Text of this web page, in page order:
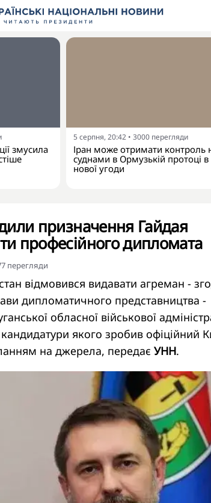
змусила
5 серпня, 20:42 • 3000 перегляди
Іран може отримати контроль
суднами в Ормузькій протоці
нової угоди
призначення Гайдая
професійного дипломата
перегляди
відмовився видавати агреман -
дипломатичного представництва -
обласної військової
якого зробив офіційний
на джерела, передає УНН.